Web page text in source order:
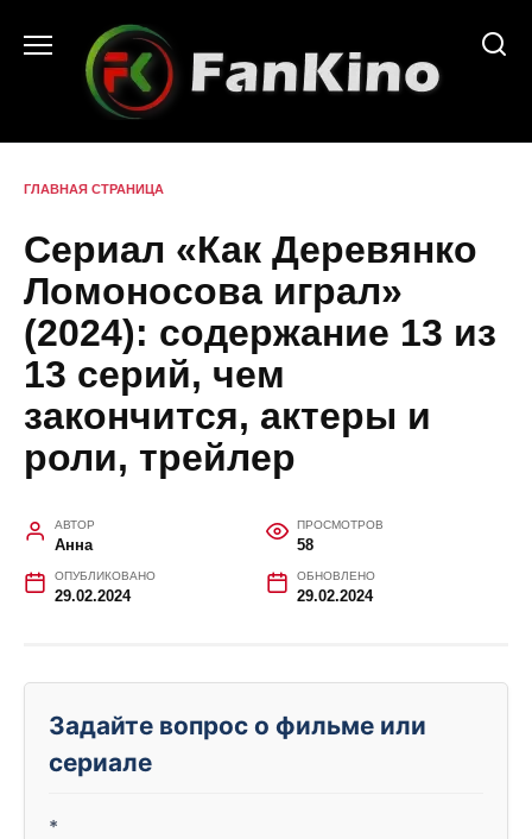
содержанию
ГЛАВНАЯ СТРАНИЦА
Сериал «Как Деревянко
Ломоносова играл»
(2024): содержание 13 из
13 серий, чем
закончится, актеры и
роли, трейлер
АВТОР
Анна
ПРОСМОТРОВ
58
ОПУБЛИКОВАНО
29.02.2024
ОБНОВЛЕНО
29.02.2024
Задайте вопрос о фильме или
сериале
*